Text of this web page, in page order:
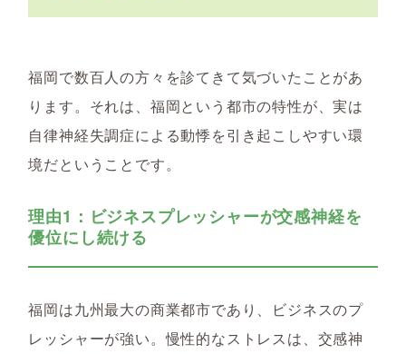
福岡で数百人の方々を診てきて気づいたことがあ
ります。それは、福岡という都市の特性が、実は
自律神経失調症による動悸を引き起こしやすい環
境だということです。
理由1：ビジネスプレッシャーが交感神経を
優位にし続ける
福岡は九州最大の商業都市であり、ビジネスのプ
レッシャーが強い。慢性的なストレスは、交感神